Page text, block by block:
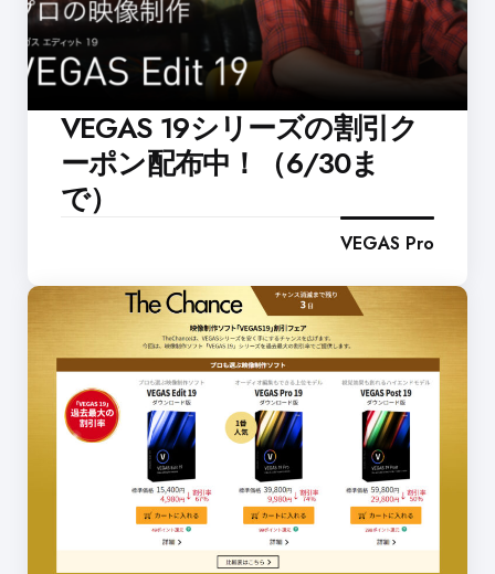
VEGAS 19シリーズの割引ク
ーポン配布中！（6/30ま
で）
VEGAS Pro